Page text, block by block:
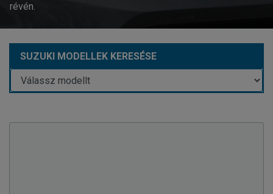
révén.
SUZUKI MODELLEK KERESÉSE